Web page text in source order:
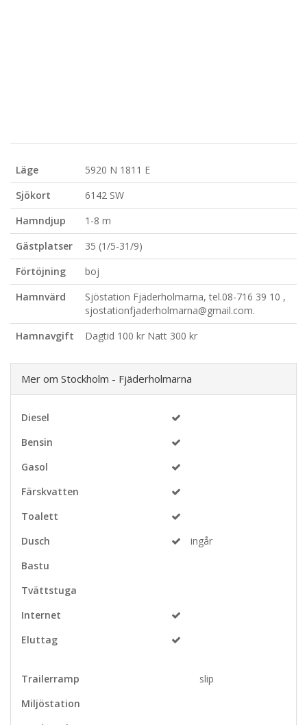
Läge
5920 N 1811 E
Sjökort
6142 SW
Hamndjup
1-8 m
Gästplatser
35 (1/5-31/9)
Förtöjning
boj
Hamnvärd
Sjöstation Fjäderholmarna, tel.08-716 39 10 ,
sjostationfjaderholmarna@gmail.com.
Hamnavgift
Dagtid 100 kr Natt 300 kr
Mer om Stockholm - Fjäderholmarna
Diesel
Bensin
Gasol
Färskvatten
Toalett
Dusch
ingår
Bastu
Tvättstuga
Internet
Eluttag
Trailerramp
slip
Miljöstation